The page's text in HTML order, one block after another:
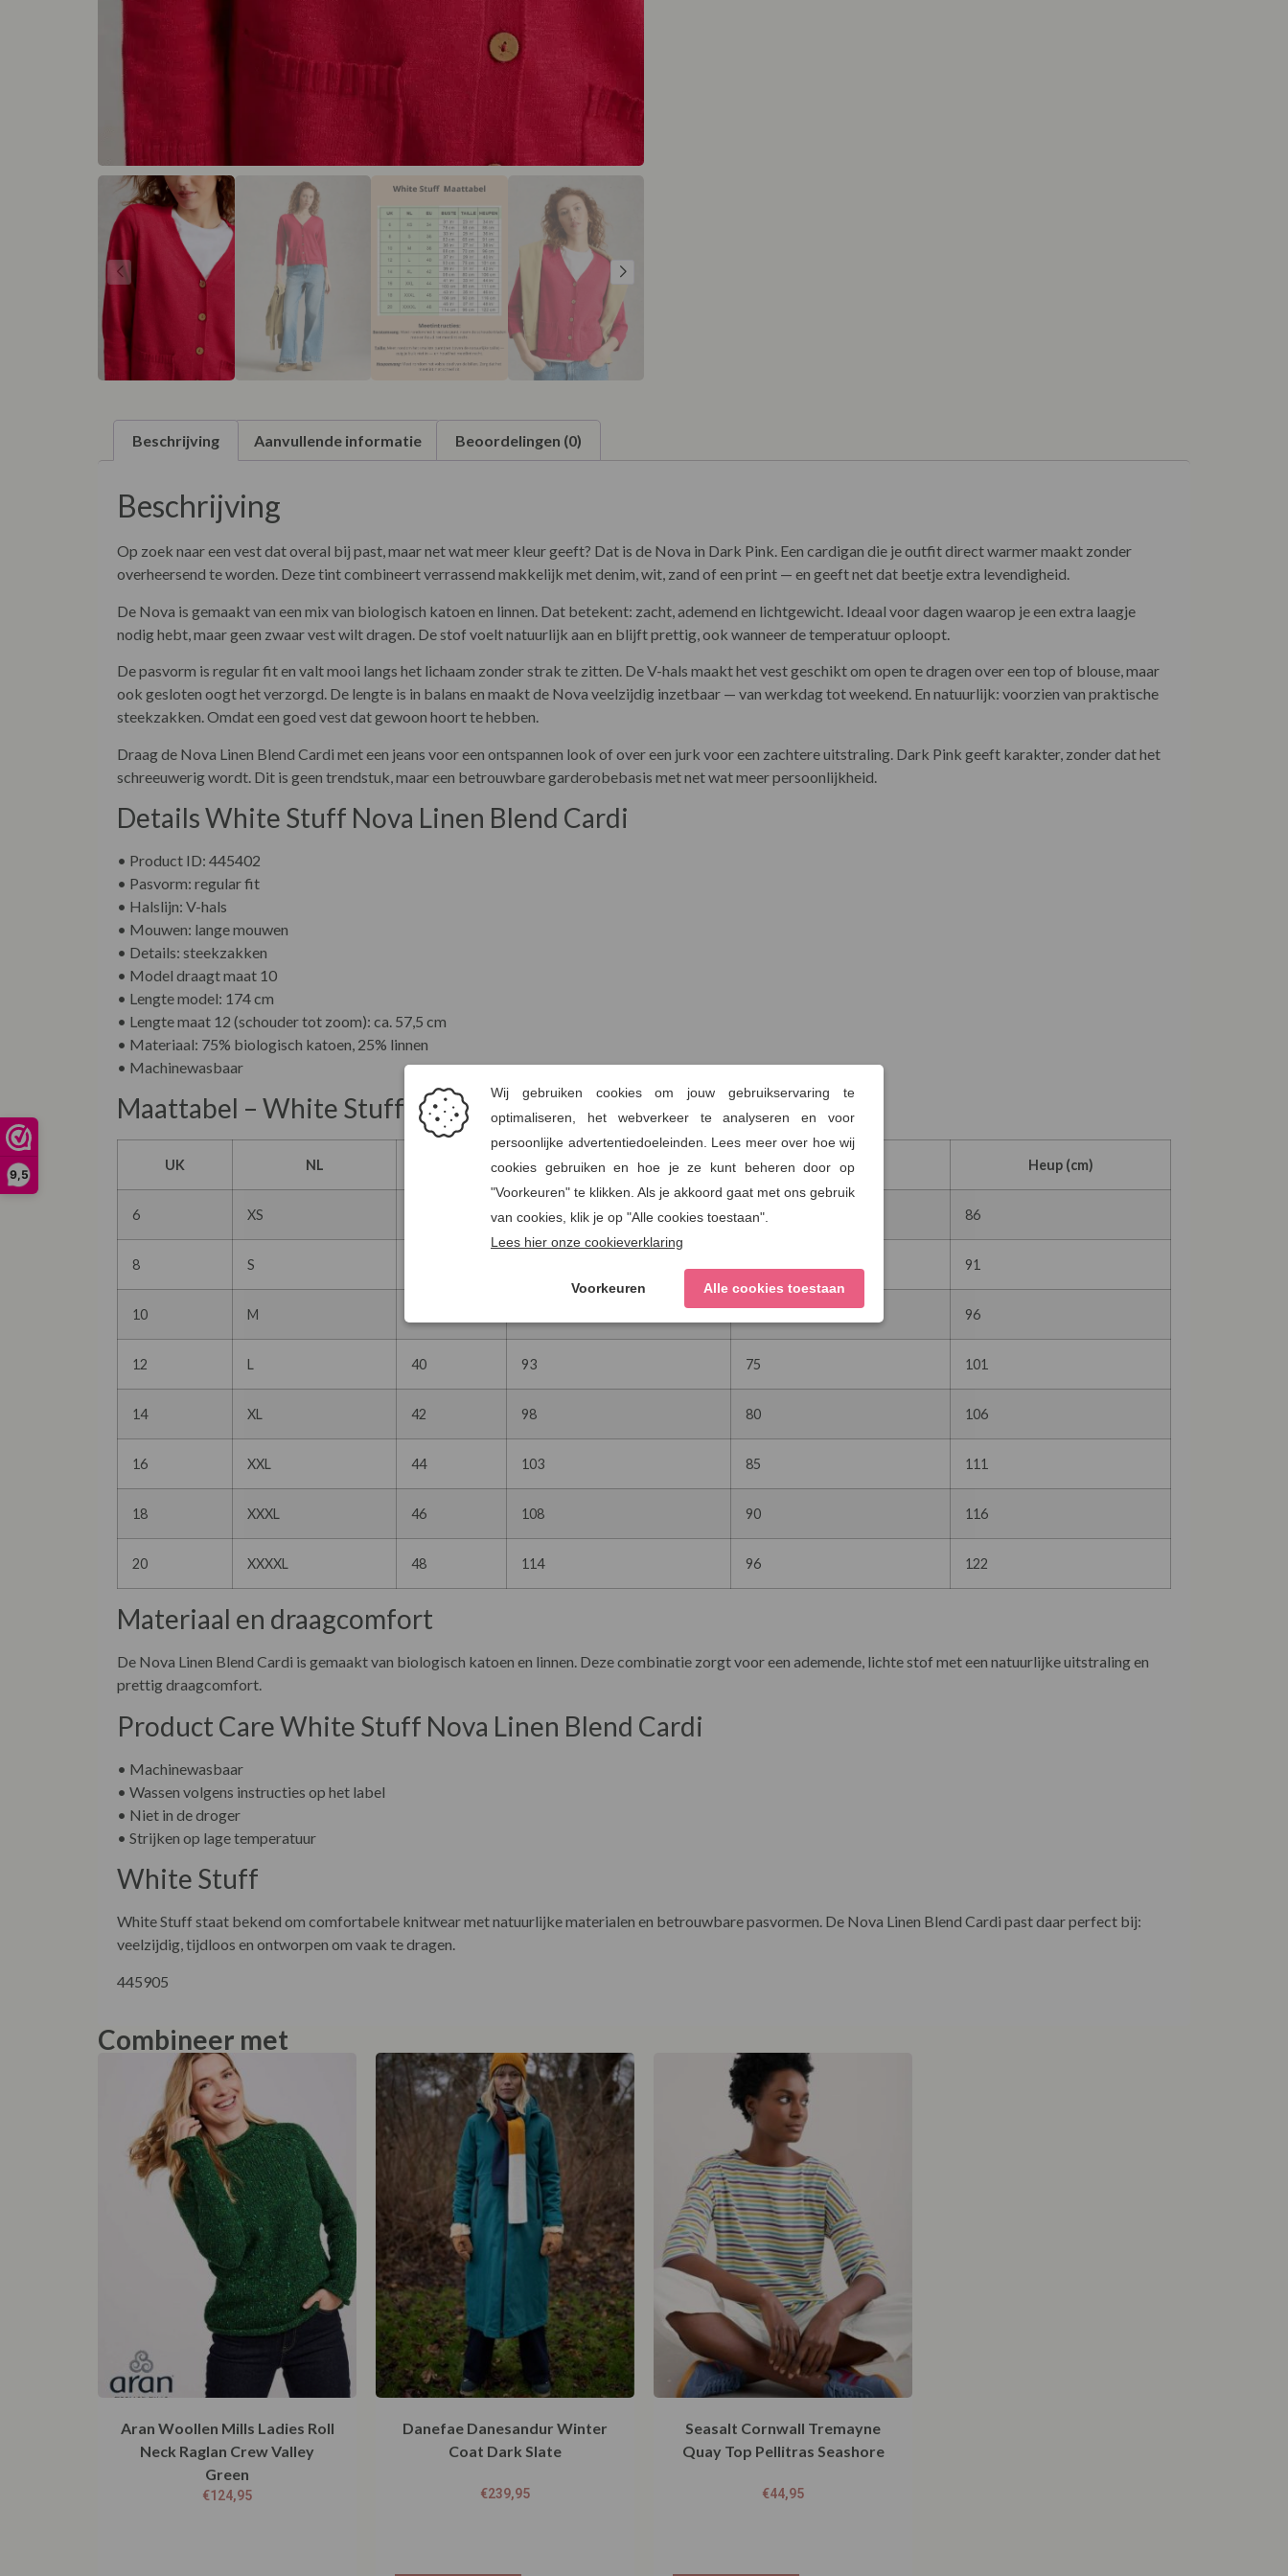
9,5
Beschrijving Aanvullende informatie Beoordelingen (0)
Beschrijving
Op zoek naar een vest dat overal bij past, maar net wat meer kleur geeft? Dat is de Nova in Dark Pink. Een cardigan die je outfit direct warmer maakt zonder
overheersend te worden. Deze tint combineert verrassend makkelijk met denim, wit, zand of een print — en geeft net dat beetje extra levendigheid.
De Nova is gemaakt van een mix van biologisch katoen en linnen. Dat betekent: zacht, ademend en lichtgewicht. Ideaal voor dagen waarop je een extra laagje
nodig hebt, maar geen zwaar vest wilt dragen. De stof voelt natuurlijk aan en blijft prettig, ook wanneer de temperatuur oploopt.
De pasvorm is regular fit en valt mooi langs het lichaam zonder strak te zitten. De V-hals maakt het vest geschikt om open te dragen over een top of blouse, maar
ook gesloten oogt het verzorgd. De lengte is in balans en maakt de Nova veelzijdig inzetbaar — van werkdag tot weekend. En natuurlijk: voorzien van praktische
steekzakken. Omdat een goed vest dat gewoon hoort te hebben.
Draag de Nova Linen Blend Cardi met een jeans voor een ontspannen look of over een jurk voor een zachtere uitstraling. Dark Pink geeft karakter, zonder dat het
schreeuwerig wordt. Dit is geen trendstuk, maar een betrouwbare garderobebasis met net wat meer persoonlijkheid.
Details White Stuff Nova Linen Blend Cardi
• Product ID: 445402
• Pasvorm: regular fit
• Halslijn: V-hals
• Mouwen: lange mouwen
• Details: steekzakken
• Model draagt maat 10
• Lengte model: 174 cm
• Lengte maat 12 (schouder tot zoom): ca. 57,5 cm
• Materiaal: 75% biologisch katoen, 25% linnen
• Machinewasbaar
Maattabel – White Stuff
UK NL Borst (cm) Taille (cm) Heup (cm)
6 XS 78 58 86
8 S 91
10 M 96
12 L 40 93 75 101
14 XL 42 98 80 106
16 XXL 44 103 85 111
18 XXXL 46 108 90 116
20 XXXXL 48 114 96 122
Materiaal en draagcomfort
De Nova Linen Blend Cardi is gemaakt van biologisch katoen en linnen. Deze combinatie zorgt voor een ademende, lichte stof met een natuurlijke uitstraling en
prettig draagcomfort.
Product Care White Stuff Nova Linen Blend Cardi
• Machinewasbaar
• Wassen volgens instructies op het label
• Niet in de droger
• Strijken op lage temperatuur
White Stuff
White Stuff staat bekend om comfortabele knitwear met natuurlijke materialen en betrouwbare pasvormen. De Nova Linen Blend Cardi past daar perfect bij:
veelzijdig, tijdloos en ontworpen om vaak te dragen.
445905
Combineer met
Aran Woollen Mills Ladies Roll
Neck Raglan Crew Valley
Green
€124,95
Danefae Danesandur Winter
Coat Dark Slate
€239,95
Seasalt Cornwall Tremayne
Quay Top Pellitras Seashore
€44,95